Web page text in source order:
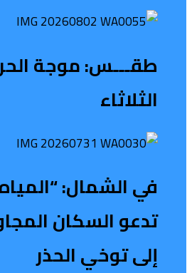
طقـــس: موجة
الثلاثاء
في الشمال:
تدعو السكان
إلى توخي الحذر